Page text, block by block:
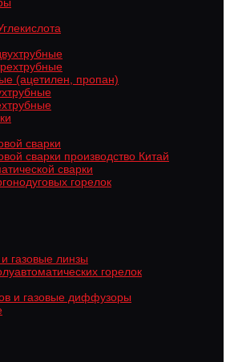
(ацетилен, пропан)
сварки
сварки производство Китай
сварки
горелок
газовые линзы
горелок
и газовые диффузоры